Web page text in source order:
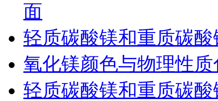
面
轻质碳酸镁和重质碳
氧化镁颜色与物理性
轻质碳酸镁和重质碳